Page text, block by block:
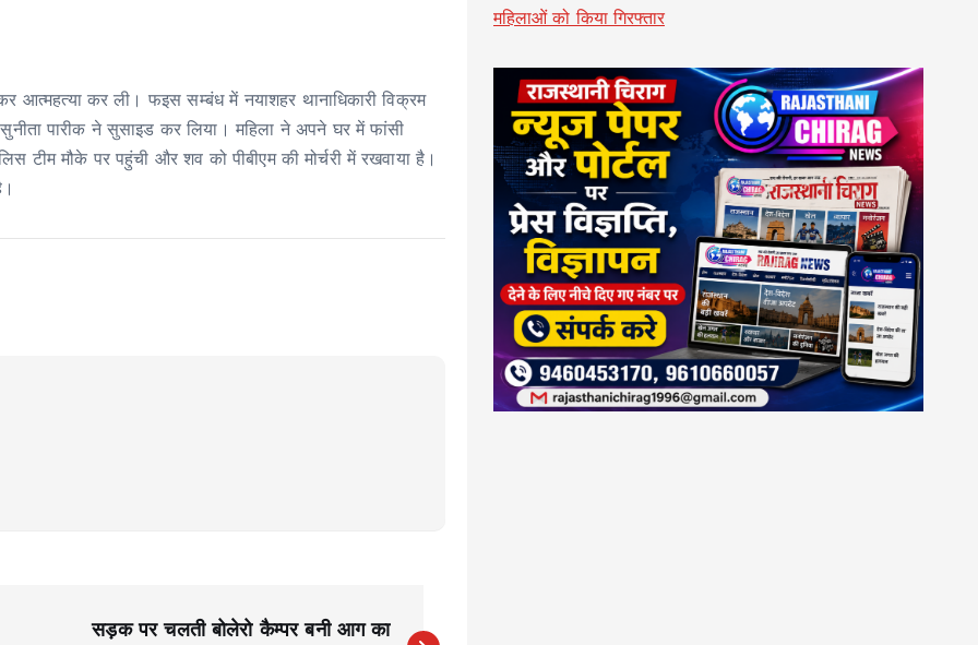
आत्महत्या कर ली। फइस सम्बंध में नयाशहर थानाधिकारी विक्रम
पारीक ने सुसाइड कर लिया। महिला ने अपने घर में फांसी
टीम मौके पर पहुंची और शव को पीबीएम की मोर्चरी में रखवाया है।
सड़क पर चलती बोलेरो कैम्पर बनी आग का
महिलाओं को किया गिरफ्तार